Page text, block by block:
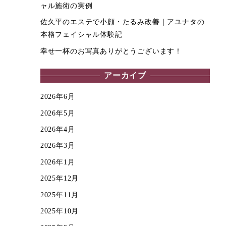
ャル施術の実例
佐久平のエステで小顔・たるみ改善｜アユナタの
本格フェイシャル体験記
幸せ一杯のお写真ありがとうございます！
アーカイブ
2026年6月
2026年5月
2026年4月
2026年3月
2026年1月
2025年12月
2025年11月
2025年10月